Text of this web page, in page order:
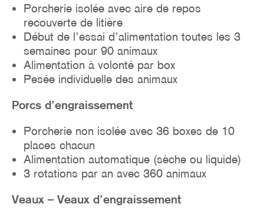
Porcherie isolée avec aire de repos
recouverte de litière
Début de l’essai d’alimentation toutes les 3
semaines pour 90 animaux
Alimentation à volonté par box
Pesée individuelle des animaux
Porcs d’engraissement
Porcherie non isolée avec 36 boxes de 10
places chacun
Alimentation automatique (sèche ou liquide)
3 rotations par an avec 360 animaux
Veaux – Veaux d’engraissement